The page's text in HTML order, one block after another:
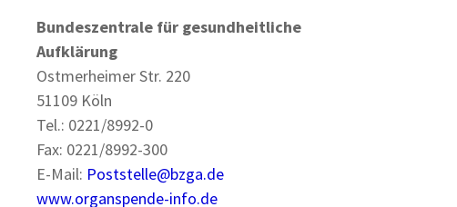
Bundeszentrale für gesundheitliche
Aufklärung
Ostmerheimer Str. 220
51109 Köln
Tel.: 0221/8992-0
Fax: 0221/8992-300
E-Mail: Poststelle@bzga.de
www.organspende-info.de